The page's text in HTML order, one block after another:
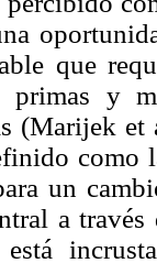
que
primas y
(Marijek
como
un
a